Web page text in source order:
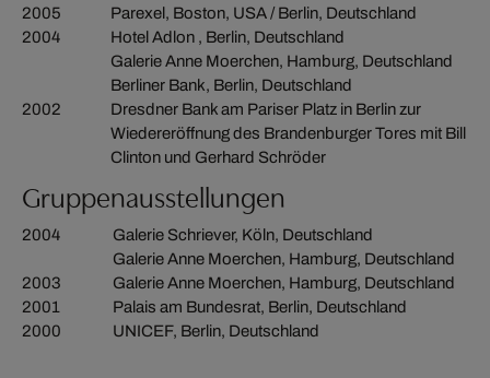
2005
Parexel, Boston, USA / Berlin, Deutschland
2004
Hotel Adlon , Berlin, Deutschland
Galerie Anne Moerchen, Hamburg, Deutschland
Berliner Bank, Berlin, Deutschland
2002
Dresdner Bank am Pariser Platz in Berlin zur
Wiedereröffnung des Brandenburger Tores mit Bill
Clinton und Gerhard Schröder
Gruppenausstellungen
2004
Galerie Schriever, Köln, Deutschland
Galerie Anne Moerchen, Hamburg, Deutschland
2003
Galerie Anne Moerchen, Hamburg, Deutschland
2001
Palais am Bundesrat, Berlin, Deutschland
2000
UNICEF, Berlin, Deutschland